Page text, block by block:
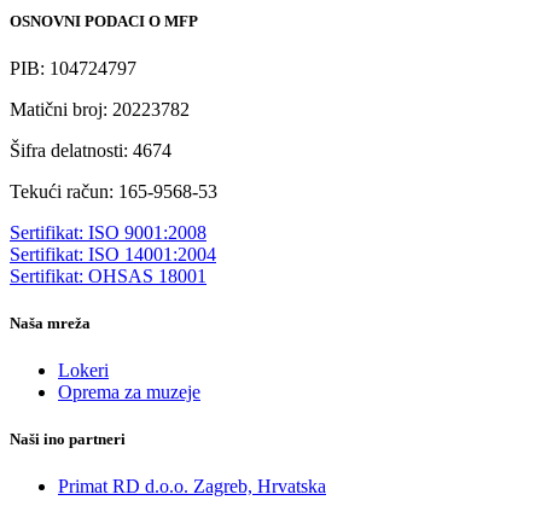
OSNOVNI PODACI O MFP
PIB: 104724797
Matični broj: 20223782
Šifra delatnosti: 4674
Tekući račun: 165-9568-53
Sertifikat: ISO 9001:2008
Sertifikat: ISO 14001:2004
Sertifikat: OHSAS 18001
Naša mreža
Lokeri
Oprema za muzeje
Naši ino partneri
Primat RD d.o.o. Zagreb, Hrvatska